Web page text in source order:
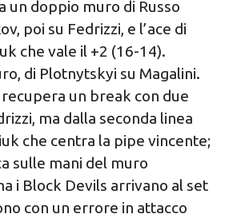
un doppio muro di Russo
poi su Fedrizzi, e l’ace di
che vale il +2 (16-14).
di Plotnytskyi su Magalini.
un break con due
ma dalla seconda linea
che centra la pipe vincente;
sulle mani del muro
i Block Devils arrivano al set
con un errore in attacco